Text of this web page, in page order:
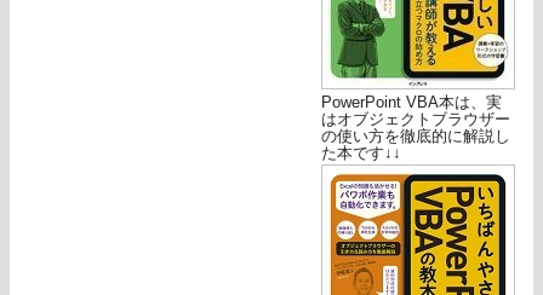
PowerPoint VBA本は、実
はオブジェクトブラウザー
の使い方を徹底的に解説し
た本です↓↓